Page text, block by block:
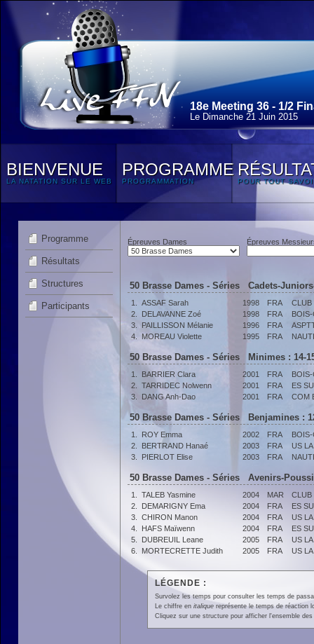
18e Meeting 36 - 1/2
Le Dimanche 21 Juin 2015
BIENVENUE
LA NATATION SUR LE WEB
PROGRAMME
PROGRAMMATION POUR TOUT
Programme
Résultats
Structures
Participants
Épreuves Dames Épreuves
50 Brasse Dames - Séries Cadets-
1. ASSAF Sarah 1998 FRA
CLUB
2.
DELAVANNE Zoé 1998 FRA
3.
PAILLISSON Mélanie 1996 FRA
4.
MOREAU Violette 1995 FRA
50 Brasse Dames - Séries Minimes : 14-
1. BARRIER Clara 2001 FRA
2.
TARRIDEC Nolwenn 2001 FRA
ES
3.
DANG Anh-Dao 2001 FRA COM
50 Brasse Dames - Séries Benjamines :
1. ROY Emma 2002 FRA
2.
BERTRAND Hanaé 2003 FRA
US
3.
PIERLOT Elise 2003 FRA
50 Brasse Dames - Séries Avenirs-
1. TALEB Yasmine 2004 MAR
CLUB
2.
DEMARIGNY Ema 2004 FRA
ES
3.
CHIRON Manon 2004 FRA
US
4.
HAFS Maïwenn 2004 FRA
ES
5.
DUBREUIL Leane 2005 FRA
US
6.
MORTECRETTE Judith 2005 FRA US
LÉGENDE :
Survolez les temps pour consulter les temps de
Le chiffre en italiquereprésente le temps de réaction
Cliquez sur une structure pour afficher l'ensemble